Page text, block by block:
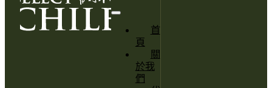
首
頁
關
於我
們